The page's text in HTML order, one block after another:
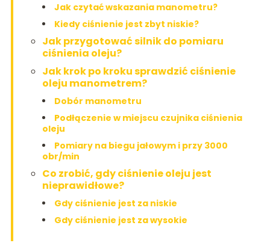
Jak czytać wskazania manometru?
Kiedy ciśnienie jest zbyt niskie?
Jak przygotować silnik do pomiaru
ciśnienia oleju?
Jak krok po kroku sprawdzić ciśnienie
oleju manometrem?
Dobór manometru
Podłączenie w miejscu czujnika ciśnienia
oleju
Pomiary na biegu jałowym i przy 3000
obr/min
Co zrobić, gdy ciśnienie oleju jest
nieprawidłowe?
Gdy ciśnienie jest za niskie
Gdy ciśnienie jest za wysokie